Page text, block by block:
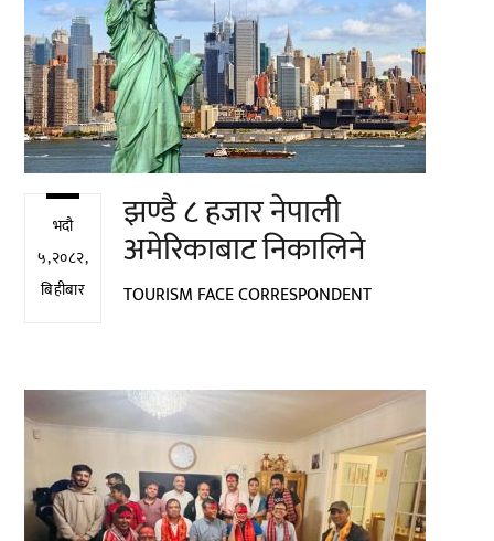
भदौ
५,२०८२,
बिहीबार
झण्डै ८ हजार नेपाली
अमेरिकाबाट निकालिने
TOURISM FACE CORRESPONDENT